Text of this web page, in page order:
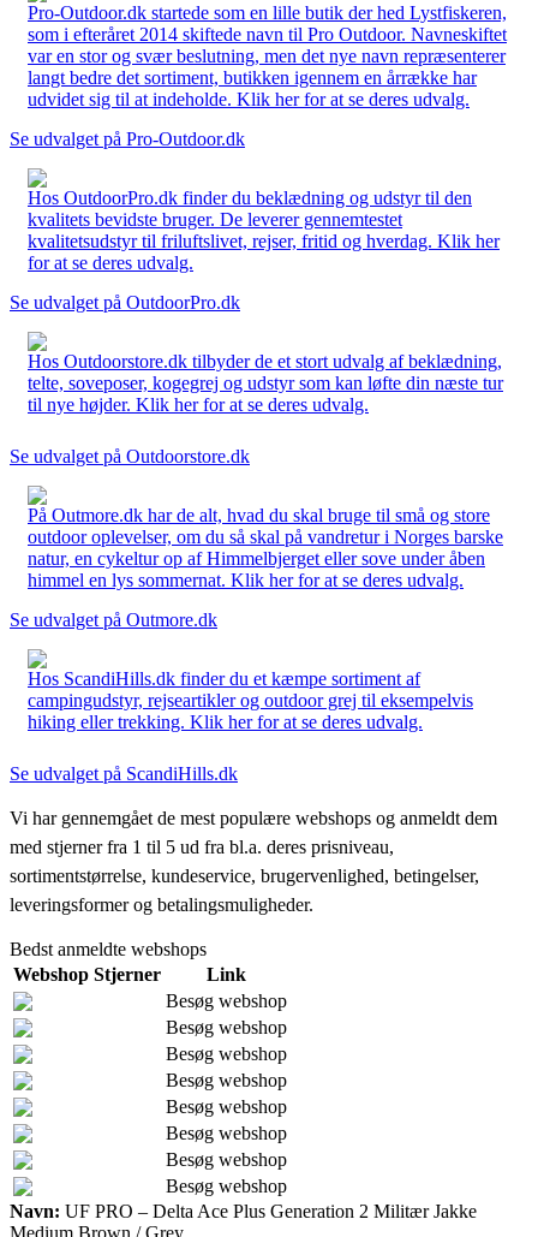
Pro-Outdoor.dk startede som en lille butik der hed Lystfiskeren,
som i efteråret 2014 skiftede navn til Pro Outdoor. Navneskiftet
var en stor og svær beslutning, men det nye navn repræsenterer
langt bedre det sortiment, butikken igennem en årrække har
udvidet sig til at indeholde. Klik her for at se deres udvalg.
Se udvalget på Pro-Outdoor.dk
Hos OutdoorPro.dk finder du beklædning og udstyr til den
kvalitets bevidste bruger. De leverer gennemtestet
kvalitetsudstyr til friluftslivet, rejser, fritid og hverdag. Klik her
for at se deres udvalg.
Se udvalget på OutdoorPro.dk
Hos Outdoorstore.dk tilbyder de et stort udvalg af beklædning,
telte, soveposer, kogegrej og udstyr som kan løfte din næste tur
til nye højder. Klik her for at se deres udvalg.
Se udvalget på Outdoorstore.dk
På Outmore.dk har de alt, hvad du skal bruge til små og store
outdoor oplevelser, om du så skal på vandretur i Norges barske
natur, en cykeltur op af Himmelbjerget eller sove under åben
himmel en lys sommernat. Klik her for at se deres udvalg.
Se udvalget på Outmore.dk
Hos ScandiHills.dk finder du et kæmpe sortiment af
campingudstyr, rejseartikler og outdoor grej til eksempelvis
hiking eller trekking. Klik her for at se deres udvalg.
Se udvalget på ScandiHills.dk
Vi har gennemgået de mest populære webshops og anmeldt dem
med stjerner fra 1 til 5 ud fra bl.a. deres prisniveau,
sortimentstørrelse, kundeservice, brugervenlighed, betingelser,
leveringsformer og betalingsmuligheder.
Bedst anmeldte webshops
Webshop Stjerner
Link
Besøg webshop
Besøg webshop
Besøg webshop
Besøg webshop
Besøg webshop
Besøg webshop
Besøg webshop
Besøg webshop
Navn: UF PRO – Delta Ace Plus Generation 2 Militær Jakke
Medium Brown / Grey